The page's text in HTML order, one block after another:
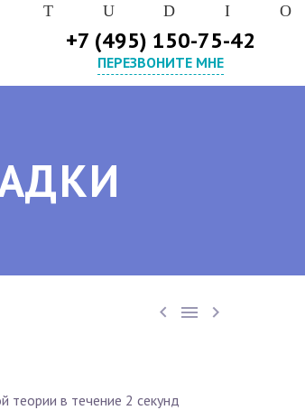
T U D I O
+7 (495) 150-75-42
ПЕРЕЗВОНИТЕ МНЕ
  
теории в течение 2 секунд